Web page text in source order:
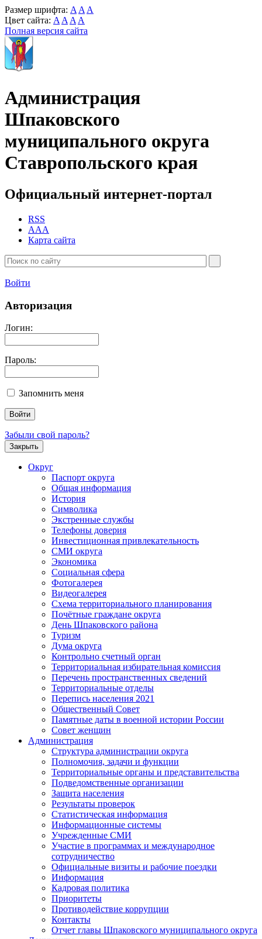
Размер шрифта: A A A
Цвет сайта: A A A A
Полная версия сайта
Администрация
Шпаковского
муниципального округа
Ставропольского края
Официальный интернет-портал
RSS
AAA
Карта сайта
Войти
Авторизация
Логин:
Пароль:
Запомнить меня
Забыли свой пароль?
Закрыть
Округ
Паспорт округа
Общая информация
История
Символика
Экстренные службы
Телефоны доверия
Инвестиционная привлекательность
СМИ округа
Экономика
Социальная сфера
Фотогалерея
Видеогалерея
Схема территориального планирования
Почётные граждане округа
День Шпаковского района
Туризм
Дума округа
Контрольно счетный орган
Территориальная избирательная комиссия
Перечень пространственных сведений
Территориальные отделы
Перепись населения 2021
Общественный Совет
Памятные даты в военной истории России
Совет женщин
Администрация
Структура администрации округа
Полномочия, задачи и функции
Территориальные органы и представительства
Подведомственные организации
Защита населения
Результаты проверок
Статистическая информация
Информационные системы
Учрежденные СМИ
Участие в программах и международное
сотрудничество
Официальные визиты и рабочие поездки
Информация
Кадровая политика
Приоритеты
Противодействие коррупции
Контакты
Отчет главы Шпаковского муниципального округа